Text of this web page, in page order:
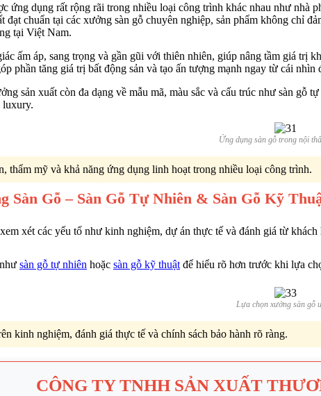
ứng dụng rất rộng rãi trong nhiều loại công trình khác nhau như nhà
chuẩn tại các xưởng sàn gỗ chuyên nghiệp, sản phẩm không chỉ
tại Việt Nam.
ấm áp, sang trọng và gần gũi với thiên nhiên, giúp nâng tầm giá trị
phần tăng giá trị bất động sản và tạo ấn tượng mạnh ngay từ cái nhìn
sản xuất còn đa dạng về mẫu mã, màu sắc và cấu trúc như sàn
luxury.
Ứng dụng sàn gỗ trong nội
thẩm mỹ và khả năng ứng dụng linh hoạt trong nhiều loại công trình.
Sàn Gỗ – Sàn Gỗ Tự Nhiên & Sàn Gỗ Kỹ
xét các yếu tố như kinh nghiệm, dự án thực tế và đánh giá từ
sàn gỗ tự nhiên hoặc sàn gỗ kỹ thuật để hiểu rõ hơn trước khi lựa
Lựa chọn xưởng sàn gỗ
kinh nghiệm, đánh giá thực tế và chính sách bảo hành rõ ràng.
CÔNG TY TNHH SẢN XUẤT